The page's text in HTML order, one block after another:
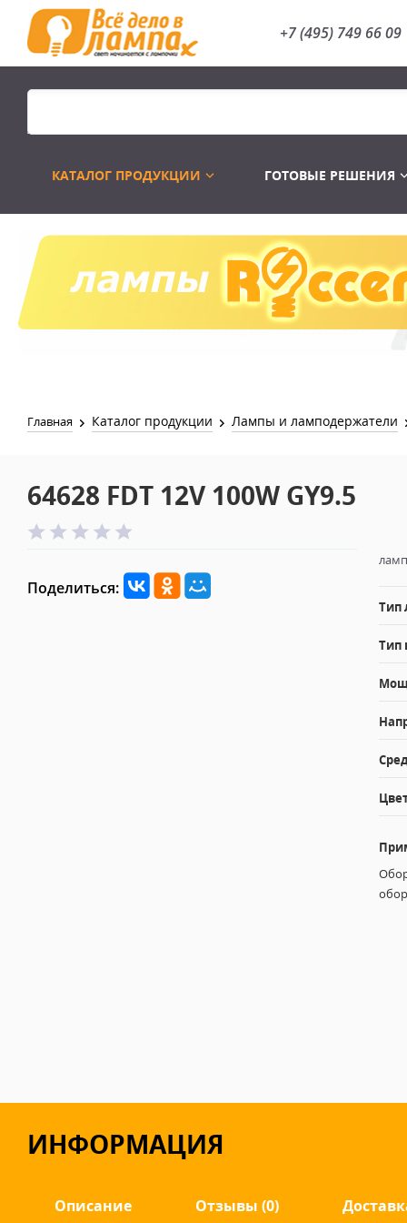
+7 (495) 749 66 09
КАТАЛОГ ПРОДУКЦИИ
Распродажа Лампы
ГОТОВЫЕ РЕШЕНИЯ
Главная Каталог продукции Лампы и ламподержатели
64628 FDT 12V 100W GY9.5
Поделиться:
Тип
Тип
ИНФОРМАЦИЯ
Описание Отзывы (0)